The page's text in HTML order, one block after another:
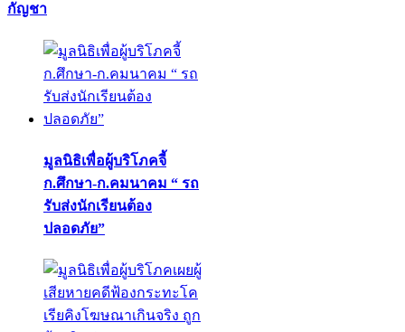
กัญชา
มูลนิธิเพื่อผู้บริโภคจี้
ก.ศึกษา-ก.คมนาคม “ รถ
รับส่งนักเรียนต้อง
ปลอดภัย”